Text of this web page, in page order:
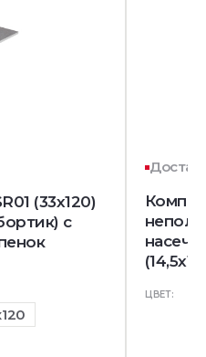
(33x120)
с
непол.
ЦВЕТ: